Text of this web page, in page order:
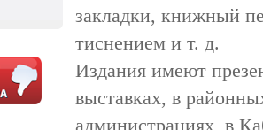
закладки, книжный
тиснением и т. д.
Издания имеют
выставках, в
администрациях, в